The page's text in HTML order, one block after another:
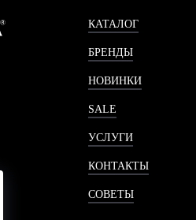
КАТАЛОГ
БРЕНДЫ
НОВИНКИ
SALE
УСЛУГИ
КОНТАКТЫ
СОВЕТЫ